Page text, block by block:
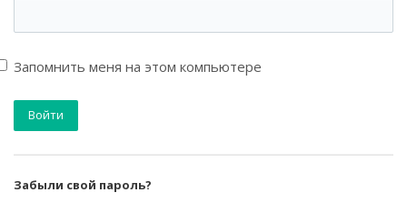
Запомнить меня на этом компьютере
Забыли свой пароль?